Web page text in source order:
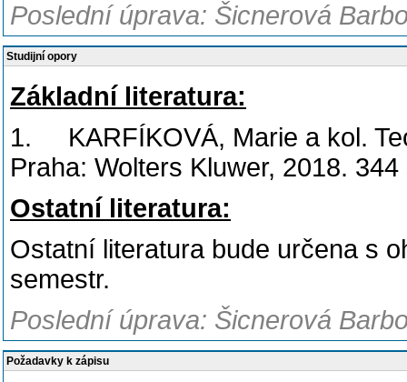
Poslední úprava: Šicnerová
Studijní opory
Základní literatura:
1. KARFÍKOVÁ, Marie a kol.
Praha: Wolters Kluwer, 2018.
Ostatní literatura:
Ostatní literatura bude určena s
semestr.
Poslední úprava: Šicnerová
Požadavky k zápisu